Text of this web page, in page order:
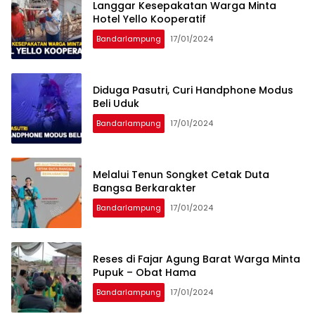
Langgar Kesepakatan Warga Minta
Hotel Yello Kooperatif
Bandarlampung 17/01/2024
Diduga Pasutri, Curi Handphone Modus
Beli Uduk
Bandarlampung 17/01/2024
Melalui Tenun Songket Cetak Duta
Bangsa Berkarakter
Bandarlampung 17/01/2024
Reses di Fajar Agung Barat Warga Minta
Pupuk – Obat Hama
Bandarlampung 17/01/2024